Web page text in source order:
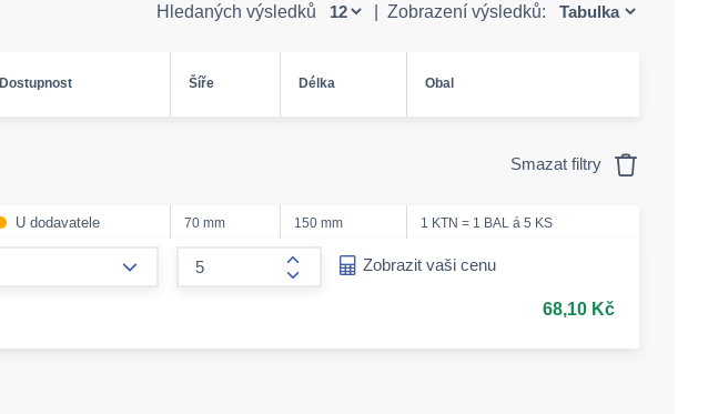
Hledaných výsledků Zobrazení výsledků:
Dostupnost Šíře Délka Obal
Smazat filtry
U dodavatele 70 mm 150 mm 1 KTN = 1 BAL á 5 KS
form.increase-amount
Zobrazit vaši cenu
68,10 Kč